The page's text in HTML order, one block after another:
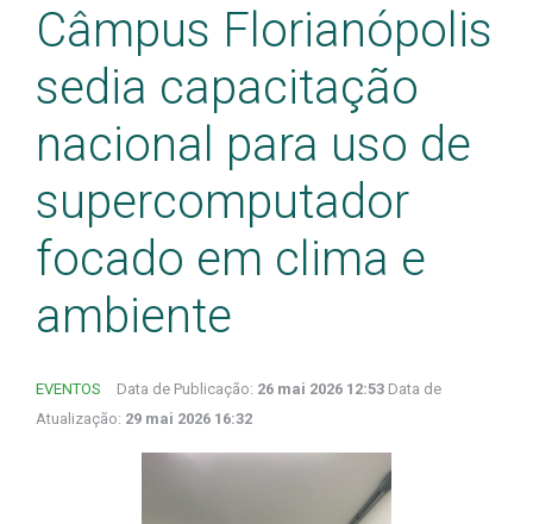
Câmpus Florianópolis
sedia capacitação
nacional para uso de
supercomputador
focado em clima e
ambiente
EVENTOS Data de Publicação: 26 mai 2026 12:53 Data de
Atualização: 29 mai 2026 16:32